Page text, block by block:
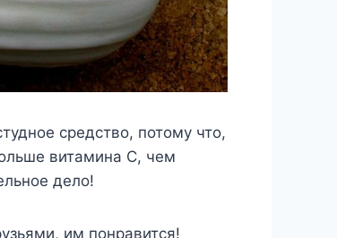
средство, потому что,
витамина С, чем
дело!
им понравится!